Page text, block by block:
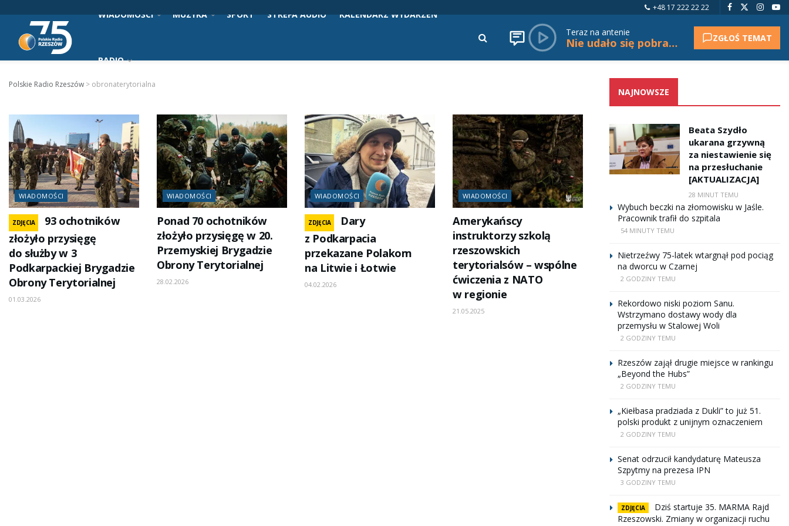
+48 17 222 22 22
WIADOMOŚCI MUZYKA SPORT STREFA AUDIO KALENDARZ WYDARZEŃ
RADIO
Teraz na antenie
Nie udało się pobrać tytułu. ZGŁOŚ TEMAT
Polskie Radio Rzeszów > obronaterytorialna
WIADOMOŚCI
ZDJĘCIA
93 ochotników
złożyło przysięgę
do służby w 3
Podkarpackiej Brygadzie
Obrony Terytorialnej
01.03.2026
WIADOMOŚCI
Ponad 70 ochotników
złożyło przysięgę w 20.
Przemyskiej Brygadzie
Obrony Terytorialnej
28.02.2026
WIADOMOŚCI
ZDJĘCIA
Dary
z Podkarpacia
przekazane Polakom
na Litwie i Łotwie
04.02.2026
WIADOMOŚCI
Amerykańscy
instruktorzy szkolą
rzeszowskich
terytorialsów – wspólne
ćwiczenia z NATO
w regionie
21.05.2025
NAJNOWSZE
Beata Szydło
ukarana grzywną
za niestawienie się
na przesłuchanie
[AKTUALIZACJA]
28 MINUT TEMU
Wybuch beczki na złomowisku w Jaśle.
Pracownik trafił do szpitala
54 MINUTY TEMU
Nietrzeźwy 75-latek wtargnął pod pociąg
na dworcu w Czarnej
2 GODZINY TEMU
Rekordowo niski poziom Sanu.
Wstrzymano dostawy wody dla
przemysłu w Stalowej Woli
2 GODZINY TEMU
Rzeszów zajął drugie miejsce w rankingu
„Beyond the Hubs”
2 GODZINY TEMU
„Kiełbasa pradziada z Dukli” to już 51.
polski produkt z unijnym oznaczeniem
2 GODZINY TEMU
Senat odrzucił kandydaturę Mateusza
Szpytmy na prezesa IPN
3 GODZINY TEMU
ZDJĘCIA
Dziś startuje 35. MARMA Rajd
Rzeszowski. Zmiany w organizacji ruchu